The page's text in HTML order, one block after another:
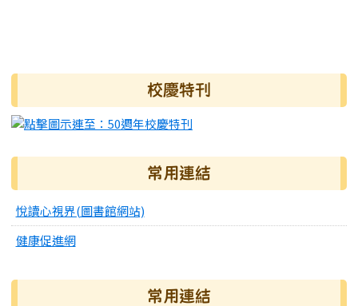
右邊區域內容 校慶特刊
常用連結
悅讀心視界(圖書館網站)
健康促進網
常用連結